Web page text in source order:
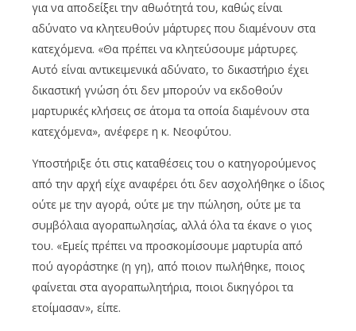
για να αποδείξει την αθωότητά του, καθώς είναι
αδύνατο να κλητευθούν μάρτυρες που διαμένουν στα
κατεχόμενα. «Θα πρέπει να κλητεύσουμε μάρτυρες.
Αυτό είναι αντικειμενικά αδύνατο, το δικαστήριο έχει
δικαστική γνώση ότι δεν μπορούν να εκδοθούν
μαρτυρικές κλήσεις σε άτομα τα οποία διαμένουν στα
κατεχόμενα», ανέφερε η κ. Νεοφύτου.
Υποστήριξε ότι στις καταθέσεις του ο κατηγορούμενος
από την αρχή είχε αναφέρει ότι δεν ασχολήθηκε ο ίδιος
ούτε με την αγορά, ούτε με την πώληση, ούτε με τα
συμβόλαια αγοραπωλησίας, αλλά όλα τα έκανε ο γιος
του. «Εμείς πρέπει να προσκομίσουμε μαρτυρία από
πού αγοράστηκε (η γη), από ποιον πωλήθηκε, ποιος
φαίνεται στα αγοραπωλητήρια, ποιοι δικηγόροι τα
ετοίμασαν», είπε.